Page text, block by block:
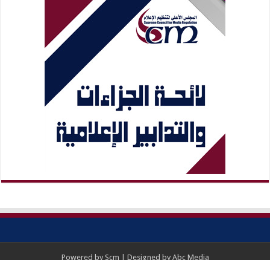
Powered by Scm | Designed by Abc Media